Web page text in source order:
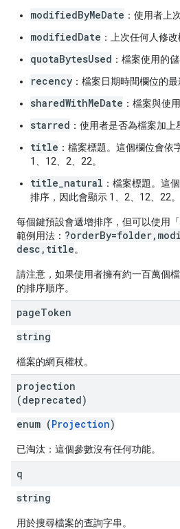
modifiedByMeDate ：使用者上
modifiedDate ：上次任何人修改
quotaBytesUsed ：檔案使用的
recency ：檔案日期時間欄位的最
sharedWithMeDate ：檔案與使
starred ：使用者是否為檔案加上
title ：檔案標題。這個欄位會
1、12、2、22。
title_natural ：檔案標題。這
排序，因此會顯示 1、2、12、22。
每個鍵預設會遞增排序，但可以使用
範例用法：
desc,title。
請注意，如果使用者擁有約一百萬個
的排序順序。
pageToken
string
檔案的網頁權杖。
projection
(deprecated)
enum (Projection)
已淘汰：這個參數沒有任何功能。
q
string
用於搜尋檔案的查詢字串。